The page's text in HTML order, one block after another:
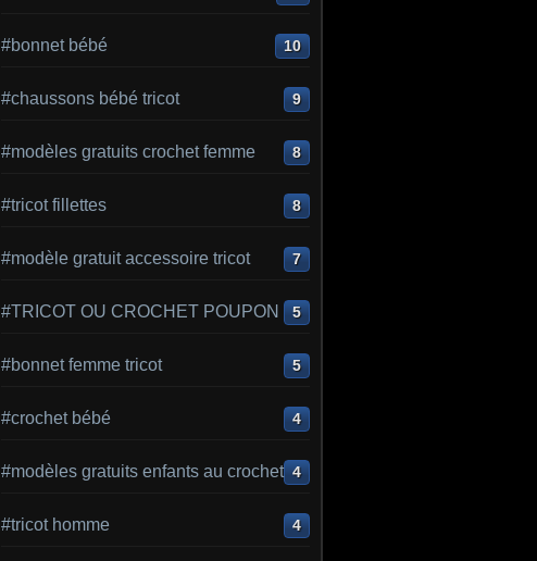
#bonnet bébé 10
#chaussons bébé tricot 9
#modèles gratuits crochet femme 8
#tricot fillettes 8
#modèle gratuit accessoire tricot 7
#TRICOT OU CROCHET POUPON 5
#bonnet femme tricot 5
#crochet bébé 4
#modèles gratuits enfants au crochet 4
#tricot homme 4